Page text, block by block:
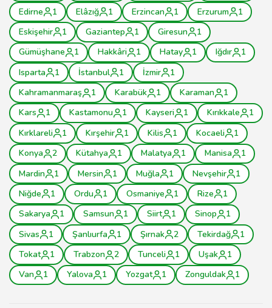
Edirne
1 Elâzığ 1 Erzincan 1 Erzurum
1
Eskişehir
1 Gaziantep 1 Giresun
1
Gümüşhane
1 Hakkâri 1 Hatay 1 Iğdır
1
Isparta
1 İstanbul 1 İzmir
1
Kahramanmaraş
1 Karabük 1 Karaman
1
Kars
1 Kastamonu 1 Kayseri 1 Kırıkkale
1
Kırklareli
1 Kırşehir 1 Kilis 1 Kocaeli
1
Konya
2 Kütahya 1 Malatya 1 Manisa
1
Mardin
1 Mersin 1 Muğla 1 Nevşehir
1
Niğde
1 Ordu 1 Osmaniye 1 Rize
1
Sakarya
1 Samsun 1 Siirt 1 Sinop
1
Sivas
1 Şanlıurfa 1 Şırnak 2 Tekirdağ
1
Tokat
1 Trabzon 2 Tunceli 1 Uşak
1
Van
1 Yalova 1 Yozgat 1 Zonguldak 1